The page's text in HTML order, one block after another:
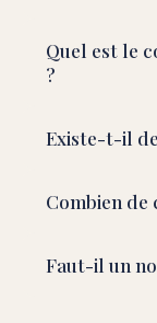
Quel est le
?
Existe-t-il
Combien de
Faut-il un